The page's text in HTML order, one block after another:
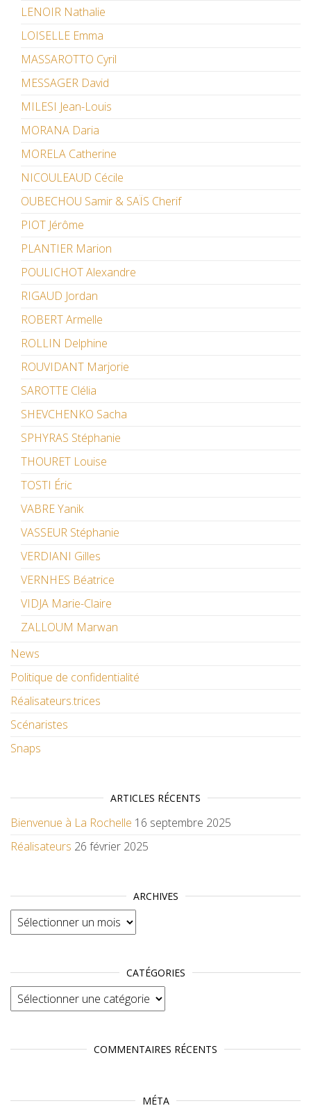
LENOIR Nathalie
LOISELLE Emma
MASSAROTTO Cyril
MESSAGER David
MILESI Jean-Louis
MORANA Daria
MORELA Catherine
NICOULEAUD Cécile
OUBECHOU Samir & SAÏS Cherif
PIOT Jérôme
PLANTIER Marion
POULICHOT Alexandre
RIGAUD Jordan
ROBERT Armelle
ROLLIN Delphine
ROUVIDANT Marjorie
SAROTTE Clélia
SHEVCHENKO Sacha
SPHYRAS Stéphanie
THOURET Louise
TOSTI Éric
VABRE Yanik
VASSEUR Stéphanie
VERDIANI Gilles
VERNHES Béatrice
VIDJA Marie-Claire
ZALLOUM Marwan
News
Politique de confidentialité
Réalisateurs.trices
Scénaristes
Snaps
ARTICLES RÉCENTS
Bienvenue à La Rochelle 16 septembre 2025
Réalisateurs 26 février 2025
ARCHIVES
Archives
CATÉGORIES
Catégories
COMMENTAIRES RÉCENTS
MÉTA